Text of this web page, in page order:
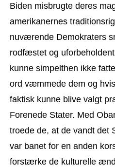
Biden misbrugte deres
amerikanernes
nuværende Demokraters
rodfæstet og
kunne simpelthen ikke
ord væmmede dem og
faktisk kunne blive valgt
Forenede Stater. Med
troede de, at de vandt det
var banet for en anden
forstærke de kulturelle